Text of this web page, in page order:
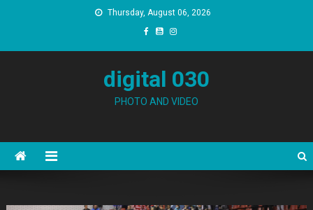
Thursday, August 06, 2026
digital 030
PHOTO AND VIDEO